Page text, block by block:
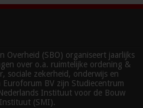
Overheid (SBO) organiseert jaarlijks
over o.a. ruimtelijke ordening &
sociale zekerheid, onderwijs en
BV zijn Studiecentrum
Instituut voor de Bouw
(SMI).